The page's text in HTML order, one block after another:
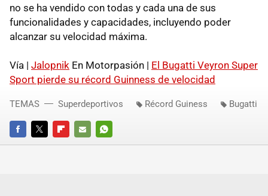
no se ha vendido con todas y cada una de sus
funcionalidades y capacidades, incluyendo poder
alcanzar su velocidad máxima.
Vía | Jalopnik En Motorpasión | El Bugatti Veyron Super
Sport pierde su récord Guinness de velocidad
FACEBOOKTWITTERFLIPBOARD
E-
WHATSAPP
TEMAS Superdeportivos Récord Guiness Bugatti